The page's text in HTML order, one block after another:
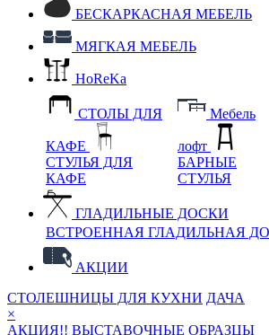
БЕСКАРКАСНАЯ МЕБЕЛЬ
МЯГКАЯ МЕБЕЛЬ
HoReKa
СТОЛЫ ДЛЯ
КАФЕ
СТУЛЬЯ ДЛЯ
КАФЕ
Мебель
лофт
БАРНЫЕ
СТУЛЬЯ
ГЛАДИЛЬНЫЕ ДОСКИ
ВСТРОЕННАЯ ГЛАДИЛЬНАЯ
АКЦИИ
СТОЛЕШНИЦЫ ДЛЯ КУХНИ ДАЧА
×
АКЦИЯ!! ВЫСТАВОЧНЫЕ ОБРАЗЦЫ